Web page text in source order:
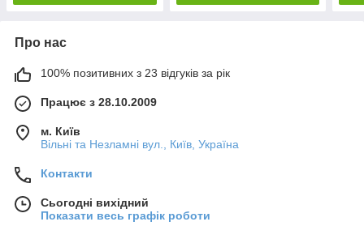
Про нас
100% позитивних з 23 відгуків за рік
Працює з 28.10.2009
м. Київ
Вільні та Незламні вул., Київ, Україна
Контакти
Сьогодні вихідний
Показати весь графік роботи